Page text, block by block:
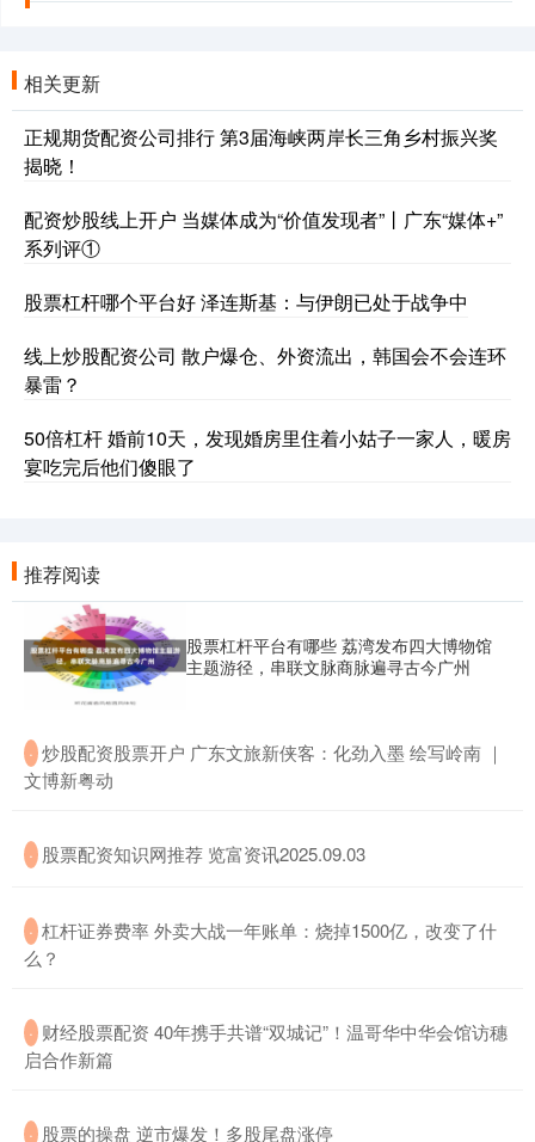
相关更新
正规期货配资公司排行 第3届海峡两岸长三角乡村振兴奖
揭晓！
配资炒股线上开户 当媒体成为“价值发现者”丨广东“媒体+”
系列评①
股票杠杆哪个平台好 泽连斯基：与伊朗已处于战争中
线上炒股配资公司 散户爆仓、外资流出，韩国会不会连环
暴雷？
50倍杠杆 婚前10天，发现婚房里住着小姑子一家人，暖房
宴吃完后他们傻眼了
推荐阅读
股票杠杆平台有哪些 荔湾发布四大博物馆
主题游径，串联文脉商脉遍寻古今广州
· ​炒股配资股票开户 广东文旅新侠客：化劲入墨 绘写岭南 ｜
文博新粤动
· ​股票配资知识网推荐 览富资讯2025.09.03
· ​杠杆证券费率 外卖大战一年账单：烧掉1500亿，改变了什
么？
· ​财经股票配资 40年携手共谱“双城记”！温哥华中华会馆访穗
启合作新篇
· ​股票的操盘 逆市爆发！多股尾盘涨停